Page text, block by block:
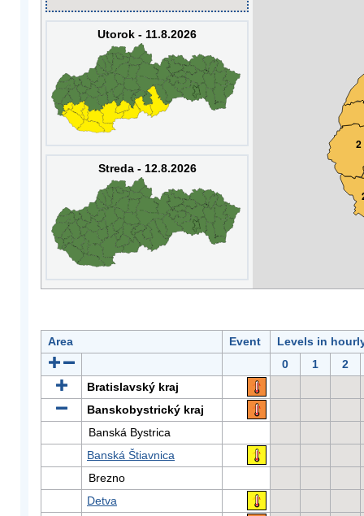
Utorok - 11.8.2026
Streda - 12.8.2026
2
Area Event
Levels in
0
1
2
Bratislavský kraj
Banskobystrický kraj
Banská Bystrica
Banská Štiavnica
Brezno
Detva